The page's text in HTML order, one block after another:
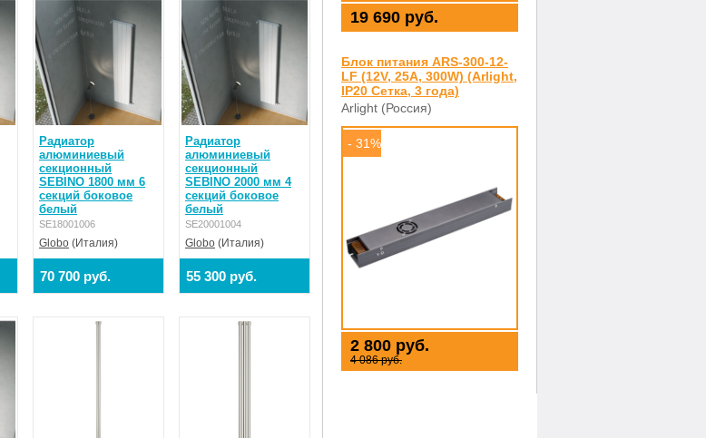
Радиатор
алюминиевый
секционный
SEBINO 1800 мм 6
секций боковое
белый
SE18001006
Globo (Италия)
70 700 руб.
Радиатор
алюминиевый
секционный
SEBINO 2000 мм 4
секций боковое
белый
SE20001004
Globo (Италия)
55 300 руб.
19 690 руб.
Блок питания ARS-300-12-
LF (12V, 25A, 300W) (Arlight,
IP20 Сетка, 3 года)
Arlight (Россия)
- 31%
2 800 руб.
4 086 руб.